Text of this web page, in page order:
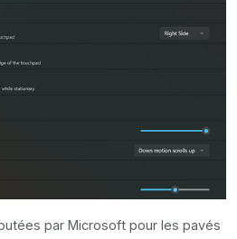
par Microsoft pour les pavés